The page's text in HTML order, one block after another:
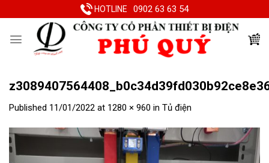
to
HOTLINE 0902 63 63 54
Published 11/01/2022 at 1280 × 960 in Tủ điện